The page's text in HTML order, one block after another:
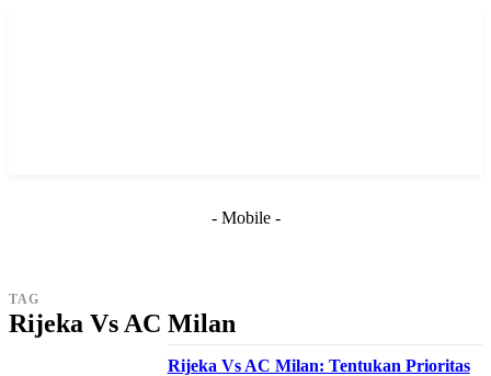
- Mobile -
TAG
Rijeka Vs AC Milan
Rijeka Vs AC Milan: Tentukan Prioritas